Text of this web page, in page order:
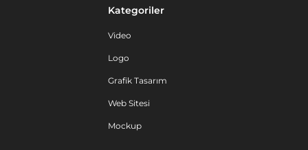
Kategoriler
Video
Logo
Grafik Tasarım
Web Sitesi
Mockup